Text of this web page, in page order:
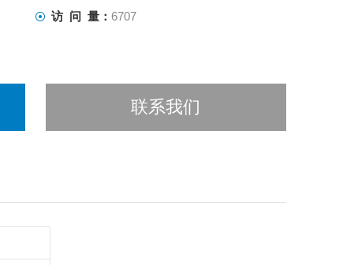
访 问 量： 6707
联系我们